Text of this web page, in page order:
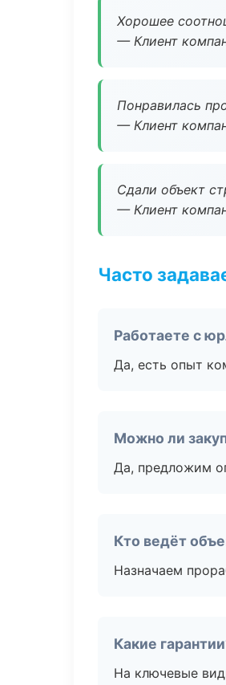
Хорошее
— Клиент
Понравилась
— Клиент
Сдали объект
— Клиент
Часто
Работаете с
Да, есть опыт
Можно ли
Да, предложим
Кто ведёт
Назначаем
Какие
На ключевые